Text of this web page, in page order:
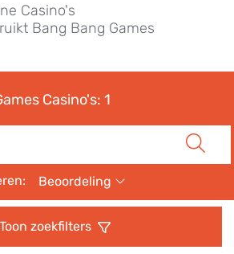
Casino's
Bang Bang Games
Casino's:1
Beoordeling
Toon zoekfilters